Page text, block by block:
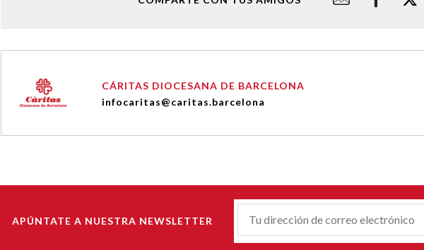
CÁRITAS DIOCESANA DE BARCELONA
infocaritas@caritas.barcelona
APÚNTATE A NUESTRA NEWSLETTER
Correu-